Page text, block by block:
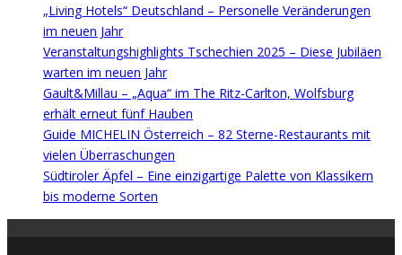
„Living Hotels“ Deutschland – Personelle Veränderungen
im neuen Jahr
Veranstaltungshighlights Tschechien 2025 – Diese Jubiläen
warten im neuen Jahr
Gault&Millau – „Aqua“ im The Ritz-Carlton, Wolfsburg
erhält erneut fünf Hauben
Guide MICHELIN Österreich – 82 Sterne-Restaurants mit
vielen Überraschungen
Südtiroler Äpfel – Eine einzigartige Palette von Klassikern
bis moderne Sorten